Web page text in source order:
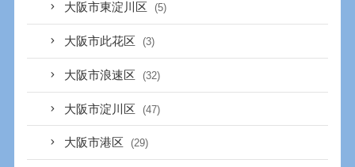
大阪市東淀川区 (5)
大阪市此花区 (3)
大阪市浪速区 (32)
大阪市淀川区 (47)
大阪市港区 (29)